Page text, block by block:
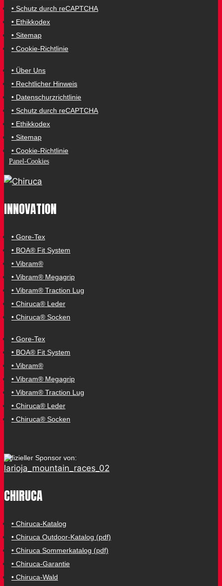
• Schutz durch reCAPTCHA
• Ethikkodex
• Sitemap
• Cookie-Richtlinie
• Über Uns
• Rechtlicher Hinweis
• Datenschurzrichtlinie
• Schutz durch reCAPTCHA
• Ethikkodex
• Sitemap
• Cookie-Richtlinie
Panel-Cookies
INNOVATION
• Gore-Tex
• BOA® Fit System
• Vibram®
• Vibram® Megagrip
• Vibram® Traction Lug
• Chiruca® Leder
• Chiruca® Socken
• Gore-Tex
• BOA® Fit System
• Vibram®
• Vibram® Megagrip
• Vibram® Traction Lug
• Chiruca® Leder
• Chiruca® Socken
Offizieller Sponsor von:
CHIRUCA
• Chiruca-Katalog
• Chiruca Outdoor-Katalog (pdf)
• Chiruca Sommerkatalog (pdf)
• Chiruca-Garantie
• Chiruca-Wald